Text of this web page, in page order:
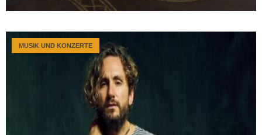
MUSIK UND KONZERTE